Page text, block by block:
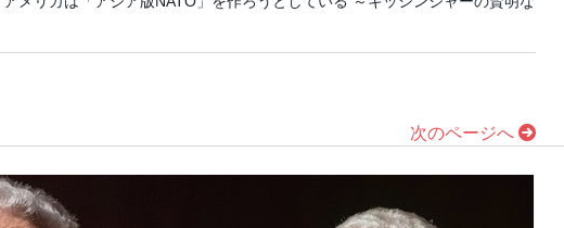
次のページへ